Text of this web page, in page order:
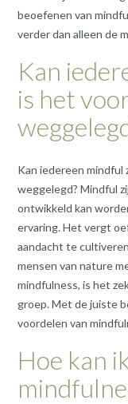
beoefenen van
verder dan alleen de
Kan
is het
Kan iedereen mindful
weggelegd? Mindful
ontwikkeld kan
ervaring. Het vergt
aandacht te
mensen van nature
mindfulness, is het
groep. Met de juiste
voordelen van
Hoe kan